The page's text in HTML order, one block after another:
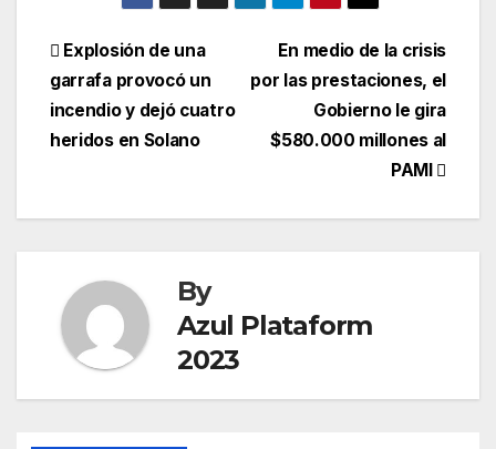
En medio de la crisis
por las prestaciones, el
Gobierno le gira
$580.000 millones al
PAMI
Explosión de una
garrafa provocó un
incendio y dejó cuatro
heridos en Solano
By
Azul Plataform
2023